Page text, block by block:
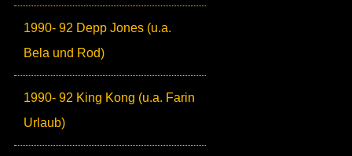
1990- 92 Depp Jones (u.a.
Bela und Rod)
1990- 92 King Kong (u.a. Farin
Urlaub)